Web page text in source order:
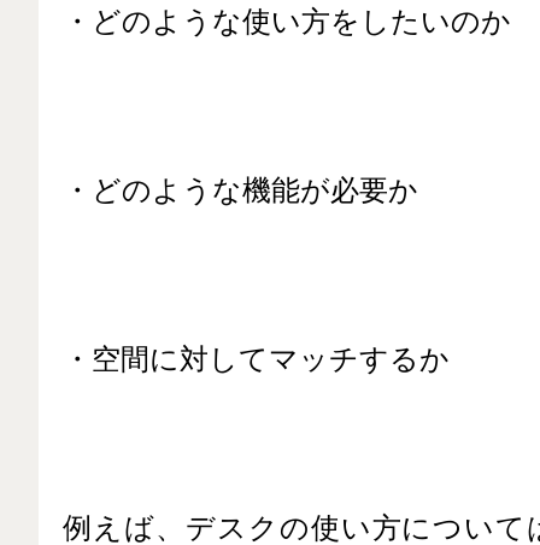
・どのような使い方をしたいのか
・どのような機能が必要か
・空間に対してマッチするか
例えば、デスクの使い方について